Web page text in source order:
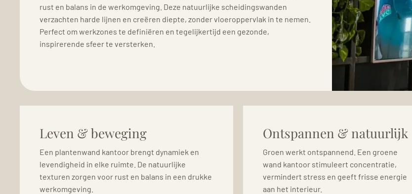
rust en balans in de werkomgeving. Deze natuurlijke scheidingswanden
verzachten harde lijnen en creëren diepte, zonder vloeroppervlak in te nemen.
Perfect om werkzones te definiëren en tegelijkertijd een gezonde,
inspirerende sfeer te versterken.
Leven & beweging
Een plantenwand kantoor brengt dynamiek en
levendigheid in elke ruimte. De natuurlijke
texturen zorgen voor rust en balans in een drukke
werkomgeving.
Ontspannen & natuurlijk
Groen werkt ontspannend. Een groene
wand kantoor stimuleert concentratie,
vermindert stress en geeft frisse energie
aan het interieur.